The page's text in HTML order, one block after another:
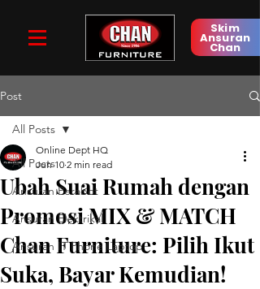
Skim
Ansuran
Chan
Post
All Posts
Ansuran Perabot
Ansuran Elektrikal
Ansuran IT Phone Laptop
All Posts
Ubah Suai Rumah dengan
Promosi MIX & MATCH
Chan Furniture: Pilih Ikut
Suka, Bayar Kemudian!
Online Dept HQ
Jun 10 2 min read